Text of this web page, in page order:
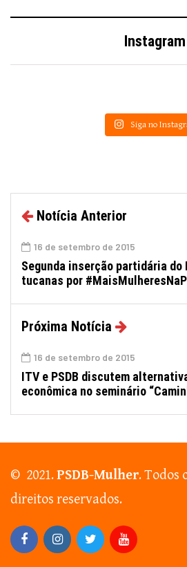
Instagram
Siga no
Notícia Anterior
16 de setembro de 2015
Segunda inserção partidária do
tucanas por
Próxima Notícia
16 de setembro de 2015
ITV e PSDB discutem
econômica no seminário
© 2021.PSDB-Mulher. Todos
direitos reservados.